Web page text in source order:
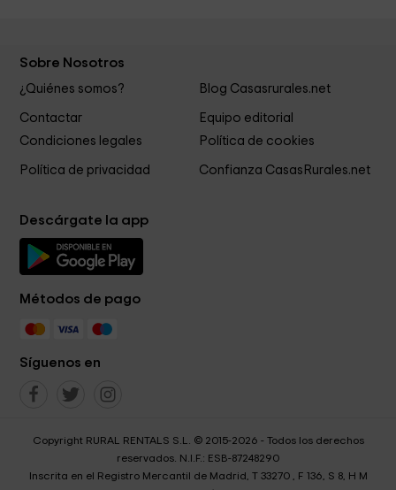
Sobre Nosotros
¿Quiénes somos? Blog Casasrurales.net
Contactar
Equipo editorial
Condiciones legales
Política de cookies
Política de privacidad Confianza CasasRurales.net
Descárgate la app
Métodos de pago
Síguenos en
Copyright RURAL RENTALS S.L. © 2015-2026 - Todos los derechos
reservados. N.I.F.: ESB-87248290
Inscrita en el Registro Mercantil de Madrid, T 33270 , F 136, S 8, H M